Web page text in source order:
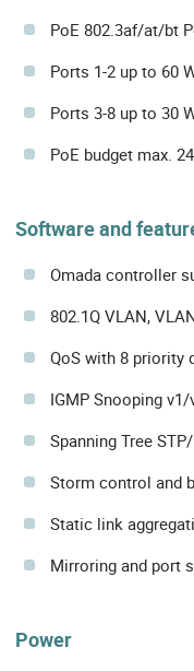
PoE 802.3af/at/bt
Ports 1-2 up to 60
Ports 3-8 up to 30
PoE budget max.
Software and
Omada controller
802.1Q VLAN,
QoS with 8 priority
IGMP Snooping
Spanning Tree
Storm control and
Static link
Mirroring and port
Power